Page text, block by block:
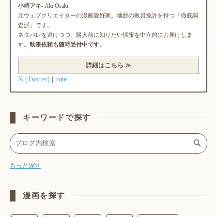
小崎アキ- Aki Osaki
元ウェブクリエイターの漫画愛好家。地歴の教員免許を持つ「徹底調
査派」です。
ネタバレを避けつつ、購入前に知りたい情報を中立的にお届けしま
す。 執筆依頼も随時受付中です。
詳細はこちら ≫
𝕏 (Twitter) note
キーワードで探す
もっと探す
漫画を探す